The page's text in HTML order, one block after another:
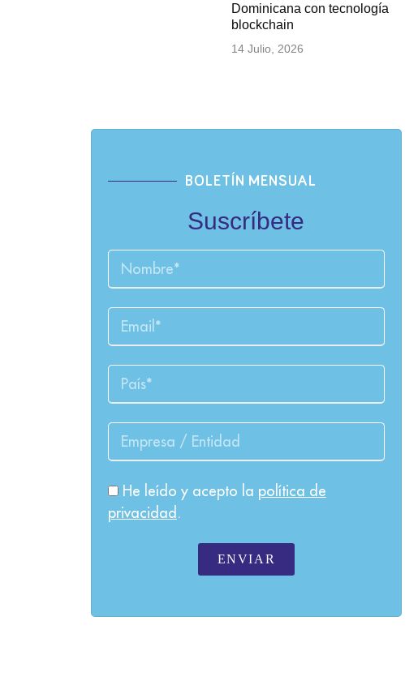
Dominicana con tecnología
blockchain
14 Julio, 2026
BOLETÍN MENSUAL
Suscríbete
He leído y acepto la política de
privacidad .
ENVIAR